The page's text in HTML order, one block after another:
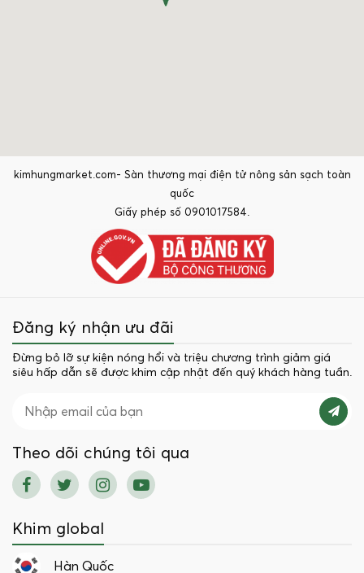
kimhungmarket.com- Sàn thương mại điện tử nông sản sạch toàn
quốc
Giấy phép số 0901017584.
Đăng ký nhận ưu đãi
Đừng bỏ lỡ sự kiện nóng hổi và triệu chương trình giảm giá
siêu hấp dẫn sẽ được khim cập nhật đến quý khách hàng tuần.
Theo dõi chúng tôi qua
Khim global
Hàn Quốc